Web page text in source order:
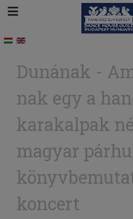
Du­ná­nak -
nak egy a
karakalpak
magyar
koncert